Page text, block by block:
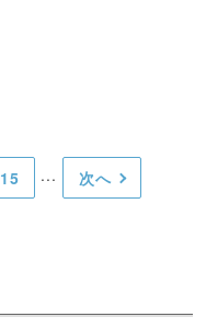
15 次へ